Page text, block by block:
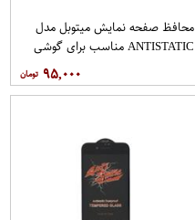
محافظ صفحه نمایش میتوبل مدل
ANTISTATIC مناسب برای گوشی
۹۵,۰۰۰